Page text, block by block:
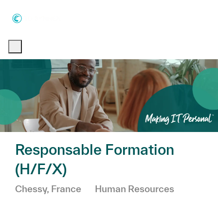
Responsable Formation
(H/F/X)
Location
Chessy, France Category
Human Resources